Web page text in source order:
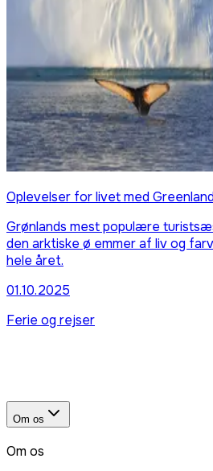
Oplevelser for livet med
Grønlands mest populære
den arktiske ø emmer af liv og
hele året.
01.10.2025
Ferie og rejser
Om os
Om os